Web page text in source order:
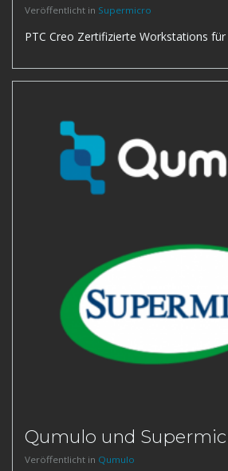
Veröffentlicht in Supermicro
PTC Creo Zertifizierte Workstations
Qumulo und
Veröffentlicht in Qumulo